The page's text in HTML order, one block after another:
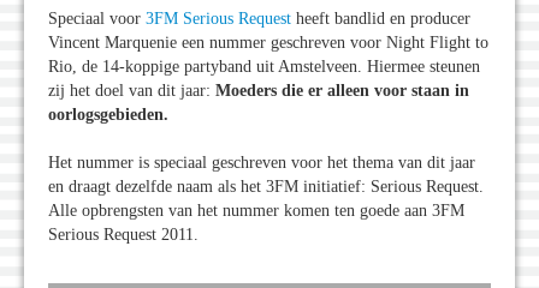
Speciaal voor 3FM Serious Request heeft bandlid en producer
Vincent Marquenie een nummer geschreven voor Night Flight to
Rio, de 14-koppige partyband uit Amstelveen. Hiermee steunen
zij het doel van dit jaar: Moeders die er alleen voor staan in
oorlogsgebieden.
Het nummer is speciaal geschreven voor het thema van dit jaar
en draagt dezelfde naam als het 3FM initiatief: Serious Request.
Alle opbrengsten van het nummer komen ten goede aan 3FM
Serious Request 2011.